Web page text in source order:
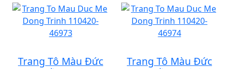
Trang Tô Màu Đức
Trang Tô Màu Đức